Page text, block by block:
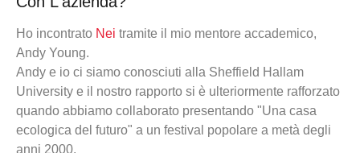
Ho incontrato Nei tramite il mio mentore accademico,
Andy Young.
Andy e io ci siamo conosciuti alla Sheffield Hallam
University e il nostro rapporto si è ulteriormente rafforzato
quando abbiamo collaborato presentando "Una casa
ecologica del futuro" a un festival popolare a metà degli
anni 2000.